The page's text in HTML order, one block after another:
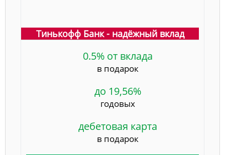
Тинькофф Банк - надёжный вклад
0.5% от вклада
в подарок
до 19,56%
годовых
дебетовая карта
в подарок